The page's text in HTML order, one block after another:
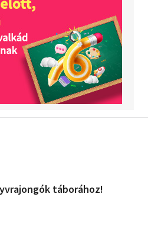
táborához!